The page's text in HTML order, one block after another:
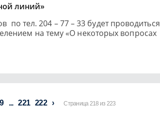
линий»
по тел. 204 – 77 – 33 будет проводиться
на тему «О некоторых вопросах
... 221 222 Страница 218 из 223